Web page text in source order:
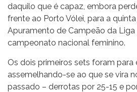
daquilo que é capaz, embora
frente ao Porto Vólei, para a
Apuramento de Campeão da Liga
campeonato nacional feminino.
Os dois primeiros sets foram para
assemelhando-se ao que se vira
passado – derrotas por 25-15 e